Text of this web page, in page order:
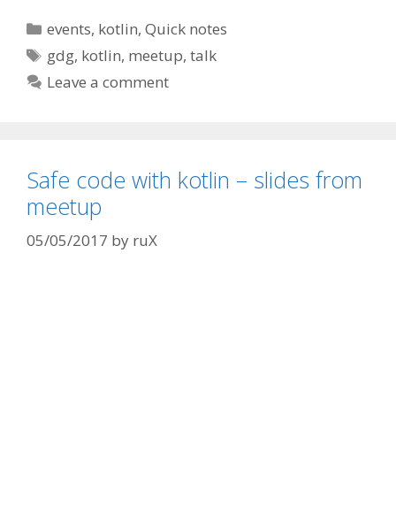
Categories
events, kotlin,Quick notes
Tags
gdg, kotlin, meetup,talk
Leave a comment
Safe code with kotlin – slides from
meetup
05/05/2017 by ruX